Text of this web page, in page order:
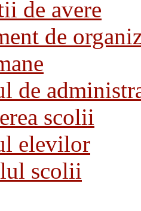
de avere
de
de
scolii
elevilor
scolii